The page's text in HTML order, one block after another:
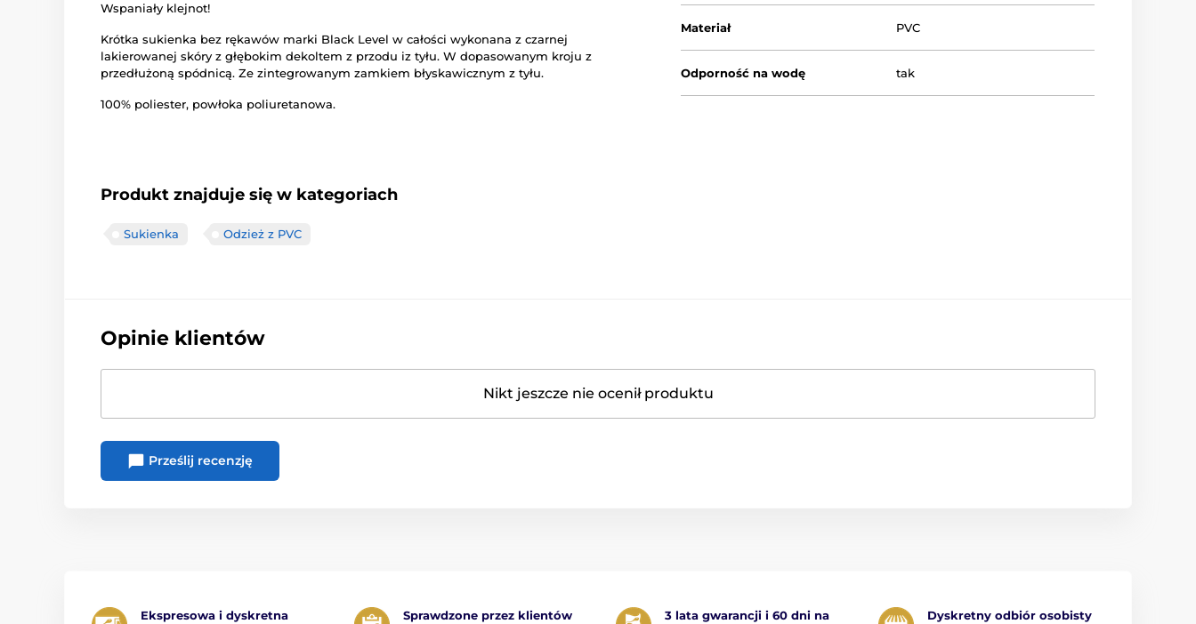
Wspaniały klejnot!
Krótka sukienka bez rękawów marki Black Level w całości wykonana z czarnej
lakierowanej skóry z głębokim dekoltem z przodu iz tyłu. W dopasowanym kroju z
przedłużoną spódnicą. Ze zintegrowanym zamkiem błyskawicznym z tyłu.
100% poliester, powłoka poliuretanowa.
Produkt znajduje się w kategoriach
Sukienka Odzież z PVC
Materiał PVC
Odporność na wodę tak
Opinie klientów
Nikt jeszcze nie ocenił produktu
Prześlij recenzję
Ekspresowa i dyskretna
Sprawdzone przez klientów
3 lata gwarancji i 60 dni na
Dyskretny odbiór osobisty